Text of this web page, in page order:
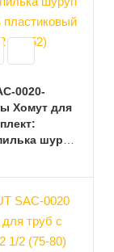
0020-
Хомут для
шуруп